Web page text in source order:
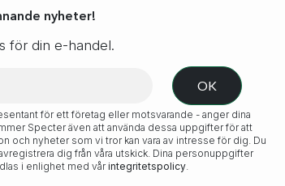
nyheter!
för din e-handel.
för ett företag eller motsvarande - anger dina
Specter även att använda dessa uppgifter för att
och nyheter som vi tror kan vara av intresse för dig. Du
dig från våra utskick. Dina personuppgifter
i enlighet med vår integritetspolicy.